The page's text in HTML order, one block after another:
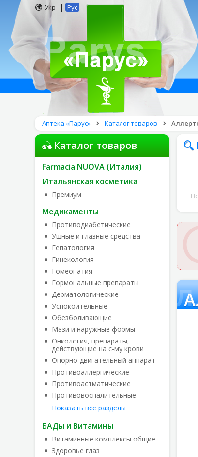
Укр | Рус
Аптека «Парус» Каталог товаров
Каталог товаров
Farmacia NUOVA (Италия)
Итальянская косметика
Премиум
Медикаменты
Противодиабетические
Ушные и глазные средства
Гепатология
Гинекология
Гомеопатия
Гормональные препараты
Дерматологические
Успокоительные
Обезболивающие
Мази и наружные формы
Онкология, препараты,
действующие на с-му крови
Опорно-двигательный аппарат
Противоаллергические
Противоастматические
Противовоспалительные
Показать все разделы
БАДы и Витамины
Витаминные комплексы общие
Здоровье глаз
по